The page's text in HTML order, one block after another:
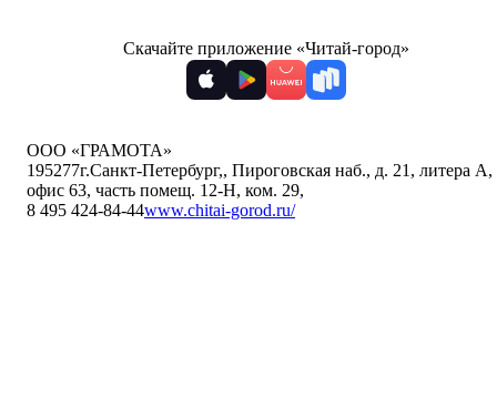
Скачайте приложение «Читай-город»
ООО «ГРАМОТА»
195277г.Санкт-Петербург,, Пироговская наб., д. 21, литера А,
офис 63, часть помещ. 12-Н, ком. 29,
8 495 424-84-44www.chitai-gorod.ru/